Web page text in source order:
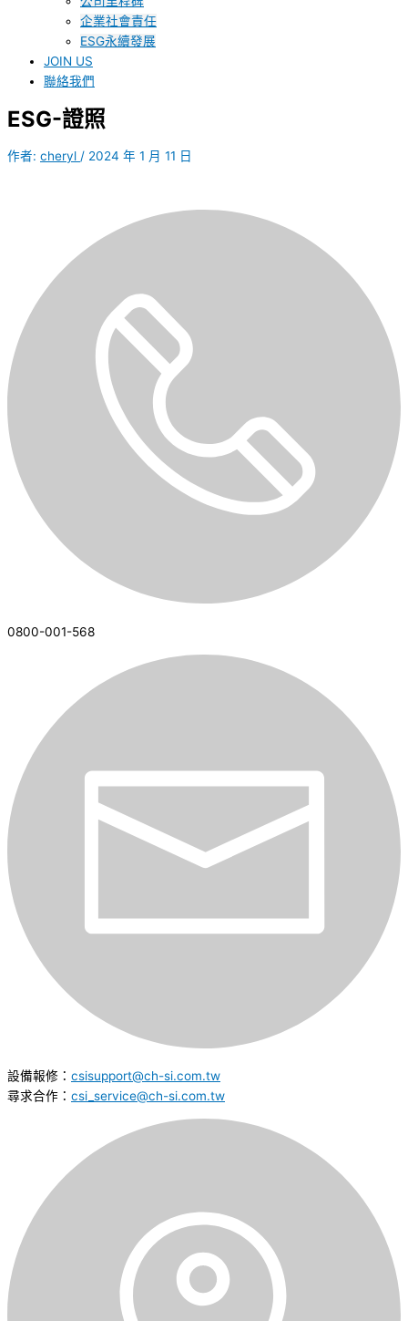
企業社會責任
ESG永續發展
JOIN US
聯絡我們
ESG-證照
作者: cheryl / 2024 年 1 月 11 日
0800-001-568
設備報修： csisupport@ch-si.com.tw
尋求合作： csi_service@ch-si.com.tw